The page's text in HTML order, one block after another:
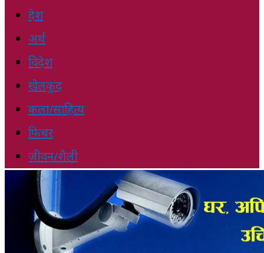
देश
अर्थ
विदेश
खेलकुद
कला/साहित्य
फिचर
जीवन/शैली